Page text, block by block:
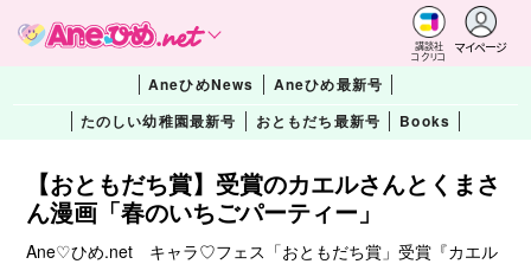
講談社
コクリコ
マイページ
AneひめNews
Aneひめ最新号
たのしい幼稚園最新号
おともだち最新号 Books
【おともだち賞】受賞のカエルさんとくまさ
ん漫画「春のいちごパーティー」
Ane♡ひめ.net キャラ♡フェス「おともだち賞」受賞『カエル